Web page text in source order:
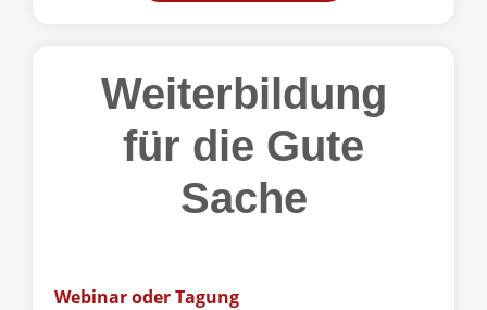
Weiterbildung
für die Gute
Sache
Webinar oder Tagung